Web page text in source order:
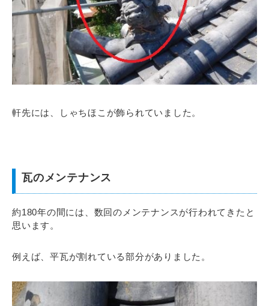
軒先には、しゃちほこが飾られていました。
瓦のメンテナンス
約180年の間には、数回のメンテナンスが行われてきたと
思います。
例えば、平瓦が割れている部分がありました。